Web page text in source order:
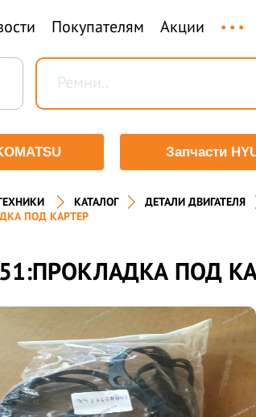
Покупателям Акции ...
Запчасти
КАТАЛОГ ДЕТАЛИ ДВИГАТЕЛЯ
ПОД КАРТЕР
ПОД